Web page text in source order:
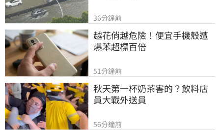
36分鐘前
越花俏越危險！便宜手機殼遭
爆苯超標百倍
51分鐘前
秋天第一杯奶茶害的？飲料店
員大戰外送員
56分鐘前